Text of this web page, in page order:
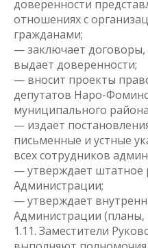
доверенности
отношениях с
гражданами;
— заключает договоры,
выдает доверенности;
— вносит проекты
депутатов Наро-
муниципального
— издает
письменные и устные
всех сотрудников
— утверждает штатное
Администрации;
— утверждает
Администрации (планы,
1.11. Заместители